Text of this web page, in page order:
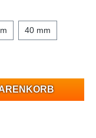
40 mm